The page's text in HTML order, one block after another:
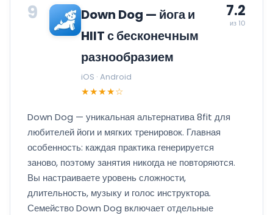
9
Down Dog — йога и
HIIT с бесконечным
разнообразием
iOS · Android
★★★★☆
7.2
из 10
Down Dog — уникальная альтернатива 8fit для
любителей йоги и мягких тренировок. Главная
особенность: каждая практика генерируется
заново, поэтому занятия никогда не повторяются.
Вы настраиваете уровень сложности,
длительность, музыку и голос инструктора.
Семейство Down Dog включает отдельные